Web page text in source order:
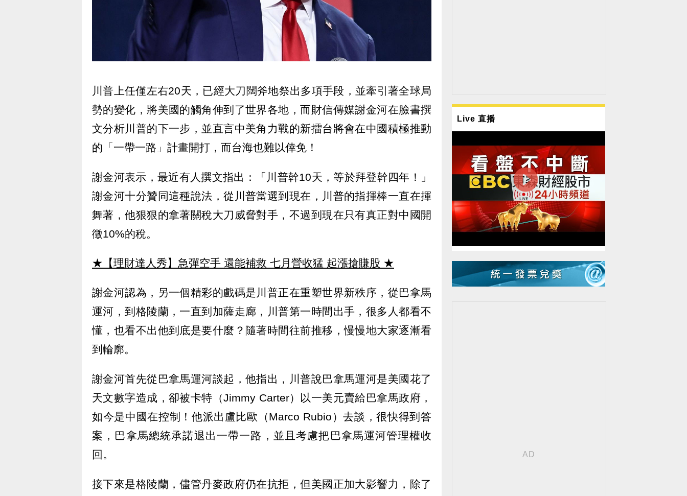
川普上任僅左右20天，已經大刀闊斧地祭出多項手段，並牽引著全球局
勢的變化，將美國的觸角伸到了世界各地，而財信傳媒謝金河在臉書撰
文分析川普的下一步，並直言中美角力戰的新擂台將會在中國積極推動
的「一帶一路」計畫開打，而台海也難以倖免！
謝金河表示，最近有人撰文指出：「川普幹10天，等於拜登幹四年！」
謝金河十分贊同這種說法，從川普當選到現在，川普的指揮棒一直在揮
舞著，他狠狠的拿著關稅大刀威脅對手，不過到現在只有真正對中國開
徵10%的稅。
★【理財達人秀】急彈空手 還能補救 七月營收猛 起漲搶賺股 ★
謝金河認為，另一個精彩的戲碼是川普正在重塑世界新秩序，從巴拿馬
運河，到格陵蘭，一直到加薩走廊，川普第一時間出手，很多人都看不
懂，也看不出他到底是要什麼？隨著時間往前推移，慢慢地大家逐漸看
到輪廓。
謝金河首先從巴拿馬運河談起，他指出，川普說巴拿馬運河是美國花了
天文數字造成，卻被卡特（Jimmy Carter）以一美元賣給巴拿馬政府，
如今是中國在控制！他派出盧比歐（Marco Rubio）去談，很快得到答
案，巴拿馬總統承諾退出一帶一路，並且考慮把巴拿馬運河管理權收
回。
接下來是格陵蘭，儘管丹麥政府仍在抗拒，但美國正加大影響力，除了
Live 直播